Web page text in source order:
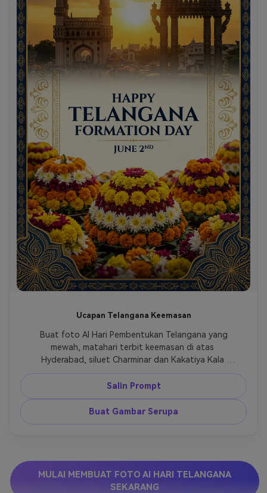
Ucapan Telangana Keemasan
Buat foto AI Hari Pembentukan Telangana yang
mewah, matahari terbit keemasan di atas
Hyderabad, siluet Charminar dan Kakatiya Kala
Thoranam, latar depan bunga Bathukamma, border
pola Telugu yang halus, gaya poster sinematik
premium, ruang teks ucapan yang bersih.
Salin Prompt
Buat Gambar Serupa
MULAI MEMBUAT FOTO AI HARI TELANGANA
SEKARANG